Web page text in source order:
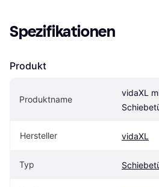
Spezifikationen
Produkt
Produktname
vidaXL
Hersteller vidaXL
Typ